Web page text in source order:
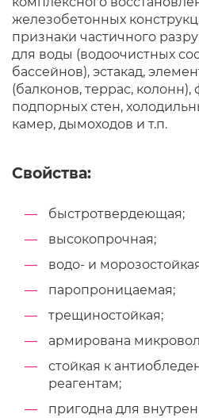
железобетонных
признаки частичного
для воды (водоочистных
бассейнов), эстакад,
(балконов, террас,
подпорных стен,
камер, дымоходов и т.п.
Свойства:
быстротвердеющая;
высокопрочная;
водо- и
паропроницаемая;
трещиностойкая;
армирована
стойкая к
реагентам;
пригодна для